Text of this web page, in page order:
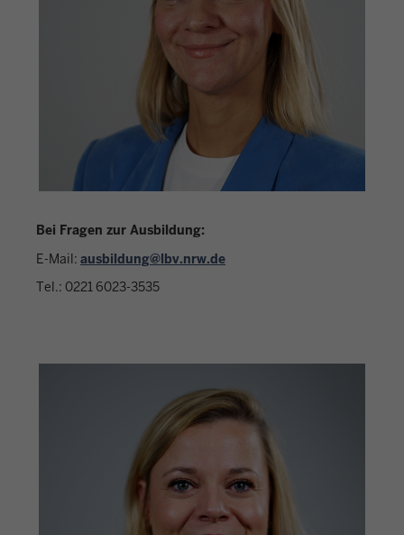
Bei Fragen zur Ausbildung:
E-Mail: ausbildung@lbv.nrw.de
Tel.: 0221 6023-3535